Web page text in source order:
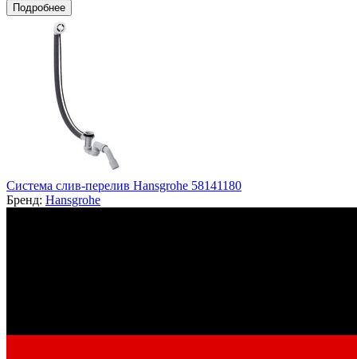
Подробнее
Система слив-перелив Hansgrohe 58141180
Бренд: Hansgrohe